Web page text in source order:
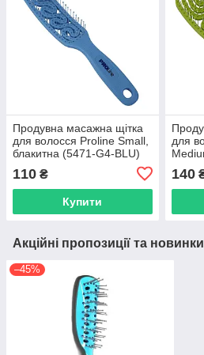
Продувна масажна щітка
для волосся Proline Small,
блакитна (5471-G4-BLU)
110 ₴
Купити
для
140
Акційні пропозиції та новинки
–45%